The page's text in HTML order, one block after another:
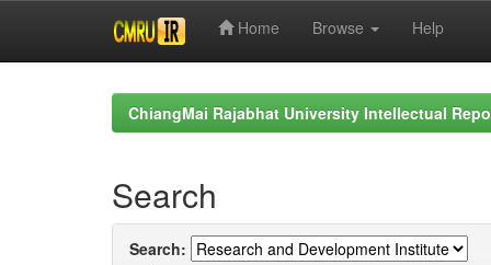
Home Browse Help
ChiangMai Rajabhat University Intellectual
Search
Search: